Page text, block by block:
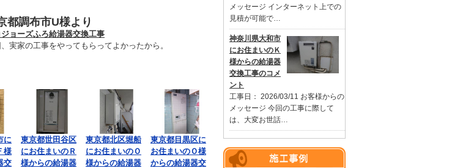
メッセージ インターネット上での
見積が可能で…
神奈川県大和市
にお住まいのＫ
様からの給湯器
交換工事のコメ
ント
工事日： 2026/03/11 お客様からの
メッセージ 今回の工事に際して
は、大変お世話…
都調布市U様より
ジョーズふろ給湯器交換工事
実家の工事をやってもらってよかったから。
に
様
交
東京都世田谷区
にお住まいのＲ
様からの給湯器
東京都北区堀船
にお住まいのＯ
様からの給湯器
東京都目黒区に
お住まいのＯ様
からの給湯器交